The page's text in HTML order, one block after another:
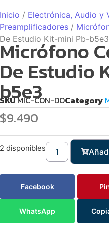
Inicio / Electrónica, Audio y
Preamplificadores /
De Estudio Kit-mini Pb-b5e3
Micrófono
De Estudio
b5e3
SKUMIC-CON-DOCategory
$9.490
2 disponibles
Facebook
WhatsApp